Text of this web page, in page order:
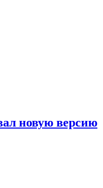
новую версию